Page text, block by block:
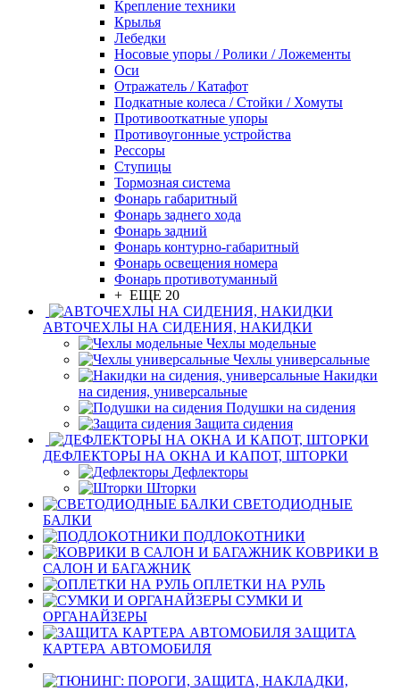
Крепление техники
Крылья
Лебедки
Носовые упоры / Ролики / Ложементы
Оси
Отражатель / Катафот
Подкатные колеса / Стойки / Хомуты
Противооткатные упоры
Противоугонные устройства
Рессоры
Ступицы
Тормозная система
Фонарь габаритный
Фонарь заднего хода
Фонарь задний
Фонарь контурно-габаритный
Фонарь освещения номера
Фонарь противотуманный
+ ЕЩЕ 20
АВТОЧЕХЛЫ НА СИДЕНИЯ, НАКИДКИ
Чехлы модельные
Чехлы универсальные
Накидки
на сидения, универсальные
Подушки на сидения
Защита сидения
ДЕФЛЕКТОРЫ НА ОКНА И КАПОТ, ШТОРКИ
Дефлекторы
Шторки
СВЕТОДИОДНЫЕ
БАЛКИ
ПОДЛОКОТНИКИ
КОВРИКИ В
САЛОН И БАГАЖНИК
ОПЛЕТКИ НА РУЛЬ
СУМКИ И
ОРГАНАЙЗЕРЫ
ЗАЩИТА
КАРТЕРА АВТОМОБИЛЯ